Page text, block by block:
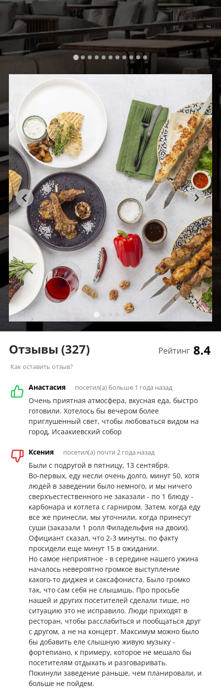
Рейтинг 8.4
Отзывы (327)
Как оставить отзыв?
Анастасия посетил(а) больше 1 года назад
Очень приятная атмосфера, вкусная еда, быстро
готовили. Хотелось бы вечером более
приглушенный свет, чтобы любоваться видом на
город, Исаакиевский собор
Ксения посетил(а) почти 2 года назад
Были с подругой в пятницу, 13 сентября.
Во-первых, еду несли очень долго, минут 50, хотя
людей в заведении было немного, и мы ничего
сверхъестественного не заказали - по 1 блюду -
карбонара и котлета с гарниром. Затем, когда еду
все же принесли, мы уточнили, когда принесут
суши (заказали 1 ролл Филадельфия на двоих).
Официант сказал, что 2-3 минуты, по факту
просидели еще минут 15 в ожидании.
Но самое неприятное - в середине нашего ужина
началось невероятно громкое выступление
какого-то диджея и саксафониста. Было громко
так, что сам себя не слышишь. Про просьбе
нашей и других посетителей сделали тише, но
ситуацию это не исправило. Люди приходят в
ресторан, чтобы расслабиться и пообщаться друг
с другом, а не на концерт. Максимум можно было
бы добавить еле слышную живую музыку -
фортепиано, к примеру, которое не мешало бы
посетителям отдыхать и разговаривать.
Покинули заведение раньше, чем планировали, и
больше не пойдем.